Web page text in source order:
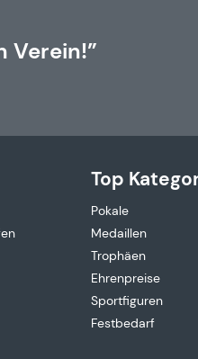
Verein!”
Top
Pokale
Medaillen
Trophäen
Ehrenpreise
Sportfiguren
Festbedarf